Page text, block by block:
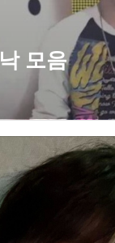
모음